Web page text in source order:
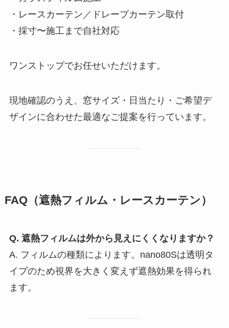
・レースカーテン／ドレープカーテン取付
・採寸〜施工まで自社対応
ワンストップでお任せいただけます。
現地確認のうえ、窓サイズ・日当たり・ご希望デ
ザインに合わせた最適なご提案を行っています。
FAQ（遮熱フィルム・レースカーテン）
Q. 遮熱フィルムは外から見えにくくなりますか？
A. フィルムの種類によります。nano80Sは透明タ
イプのため視界を大きく変えず遮熱効果を得られ
ます。